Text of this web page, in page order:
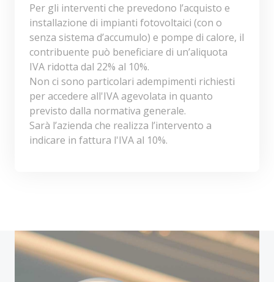
Per gli interventi che prevedono l’acquisto e
installazione di impianti fotovoltaici (con o
senza sistema d’accumulo) e pompe di calore, il
contribuente può beneficiare di un’aliquota
IVA ridotta dal 22% al 10%.
Non ci sono particolari adempimenti richiesti
per accedere all'IVA agevolata in quanto
previsto dalla normativa generale.
Sarà l’azienda che realizza l’intervento a
indicare in fattura l'IVA al 10%.